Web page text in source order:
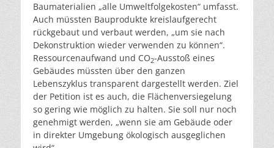
Baumaterialien „alle Umweltfolgekosten“ umfasst.
Auch müssten Bauprodukte kreislaufgerecht
rückgebaut und verbaut werden, „um sie nach
Dekonstruktion wieder verwenden zu können“.
Ressourcenaufwand und CO2-Ausstoß eines
Gebäudes müssten über den ganzen
Lebenszyklus transparent dargestellt werden. Ziel
der Petition ist es auch, die Flächenversiegelung
so gering wie möglich zu halten. Sie soll nur noch
genehmigt werden, „wenn sie am Gebäude oder
in direkter Umgebung ökologisch ausgeglichen